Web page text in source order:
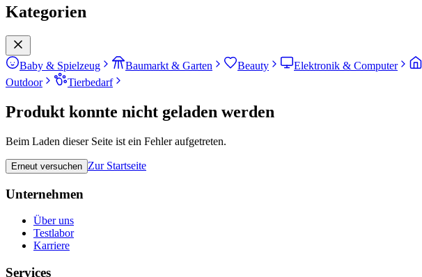
Kategorien
Baby & Spielzeug Baumarkt & Garten Beauty Elektronik & Computer
Outdoor
Tierbedarf
Produkt konnte nicht geladen werden
Beim Laden dieser Seite ist ein Fehler aufgetreten.
Erneut versuchen Zur Startseite
Unternehmen
Über uns
Testlabor
Karriere
Services